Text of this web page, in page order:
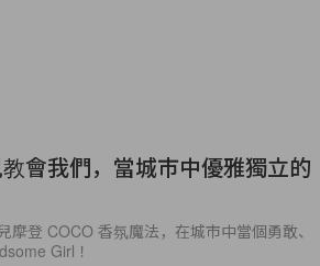
會我們，當城市中優雅獨立的
摩登 COCO 香氛魔法，在城市中當個勇敢、
Girl！